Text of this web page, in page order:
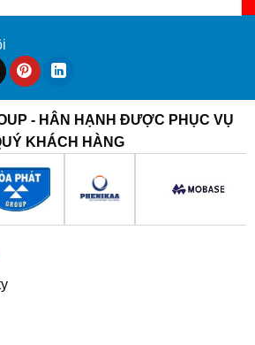
- HÂN HẠNH ĐƯỢC PHỤC VỤ
KHÁCH HÀNG